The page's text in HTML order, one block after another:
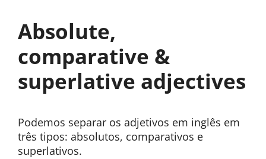
Absolute,
comparative &
superlative adjectives
Podemos separar os adjetivos em inglês em
três tipos: absolutos, comparativos e
superlativos.